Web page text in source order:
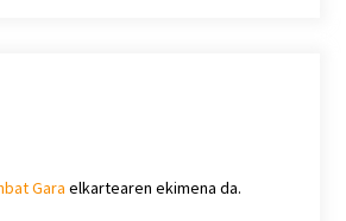
Gara elkartearen ekimena da.